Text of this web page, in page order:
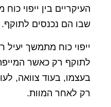
בין ייפוי כוח מתמשך
הם נכנסים לתוקף.
כוח מתמשך יעיל רק
רק כאשר המייפה אינו
בעוד צוואה, לעומת
לאחר המוות.